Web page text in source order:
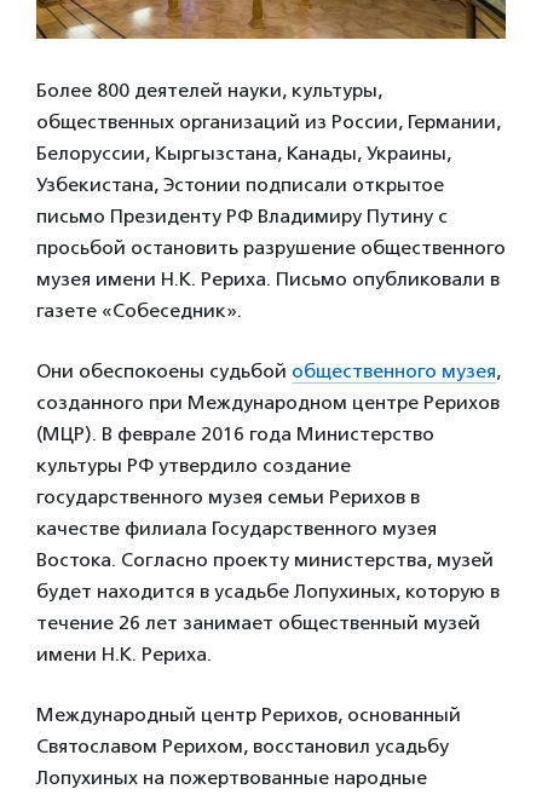
Более 800 деятелей науки, культуры,
общественных организаций из России, Германии,
Белоруссии, Кыргызстана, Канады, Украины,
Узбекистана, Эстонии подписали открытое
письмо Президенту РФ Владимиру Путину с
просьбой остановить разрушение общественного
музея имени Н.К. Рериха. Письмо опубликовали в
газете «Собеседник».
Они обеспокоены судьбой общественного музея,
созданного при Международном центре Рерихов
(МЦР). В феврале 2016 года Министерство
культуры РФ утвердило создание
государственного музея семьи Рерихов в
качестве филиала Государственного музея
Востока. Согласно проекту министерства, музей
будет находится в усадьбе Лопухиных, которую в
течение 26 лет занимает общественный музей
имени Н.К. Рериха.
Международный центр Рерихов, основанный
Святославом Рерихом, восстановил усадьбу
Лопухиных на пожертвованные народные